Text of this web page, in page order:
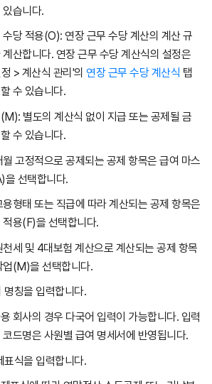
습니다.
수당 적용(O): 연장 근무 수당 계산의 계산 규
계산합니다. 연장 근무 수당 계산식의 설정은
> 계산식 관리'의연장 근무 수당 계산식 탭
수 있습니다.
별도의 계산식 없이 지급 또는 공제될 금
수 있습니다.
고정적으로 공제되는 공제 항목은 급여 마스
을 선택합니다.
형태 또는 직급에 따라 계산되는 공제 항목은
적용(F)을 선택합니다.
세 및 4대보험 계산으로 계산되는 공제 항목
업(M)을 선택합니다.
명칭을 입력합니다.
회사의 경우 다국어 입력이 가능합니다. 입력
코드명은 사원별 급여 명세서에 반영됩니다.
표식을 입력합니다.